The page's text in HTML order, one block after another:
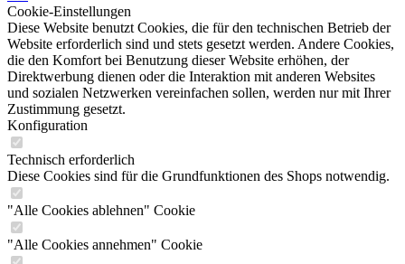
Cookie-Einstellungen
Diese Website benutzt Cookies, die für den technischen Betrieb der
Website erforderlich sind und stets gesetzt werden. Andere Cookies,
die den Komfort bei Benutzung dieser Website erhöhen, der
Direktwerbung dienen oder die Interaktion mit anderen Websites
und sozialen Netzwerken vereinfachen sollen, werden nur mit Ihrer
Zustimmung gesetzt.
Konfiguration
Technisch erforderlich
Diese Cookies sind für die Grundfunktionen des Shops notwendig.
"Alle Cookies ablehnen" Cookie
"Alle Cookies annehmen" Cookie